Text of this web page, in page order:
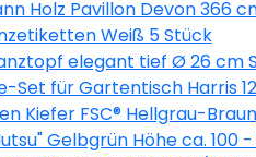
Holz Pavillon Devon 366
Weiß 5 Stück
elegant tief Ø 26 cm
Set für Gartentisch Harris
l Clematis
Kiefer FSC® Hellgrau-Braun
Gelbgrün Höhe ca. 100